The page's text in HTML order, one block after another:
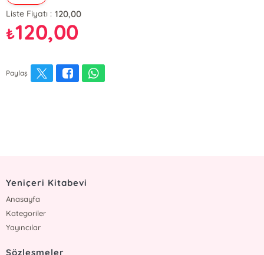
Liste Fiyatı : 120,00
₺120,00
Paylaş
Yeniçeri Kitabevi
Anasayfa
Kategoriler
Yayıncılar
Sözleşmeler